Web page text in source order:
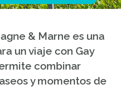
& Marne es una
un viaje con Gay
combinar
y momentos de